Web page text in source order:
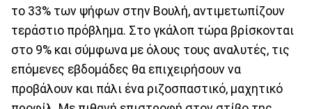
το 33% των ψήφων στην Βουλή, αντιμετωπίζουν
τεράστιο πρόβλημα. Στο γκάλοπ τώρα βρίσκονται
στο 9% και σύμφωνα με όλους τους αναλυτές, τις
επόμενες εβδομάδες θα επιχειρήσουν να
προβάλουν και πάλι ένα ριζοσπαστικό, μαχητικό